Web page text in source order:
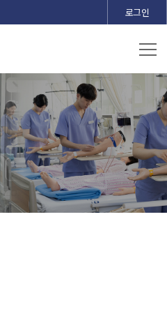
로그인